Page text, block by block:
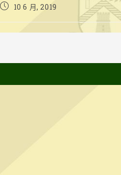
Post10 6 月, 2019